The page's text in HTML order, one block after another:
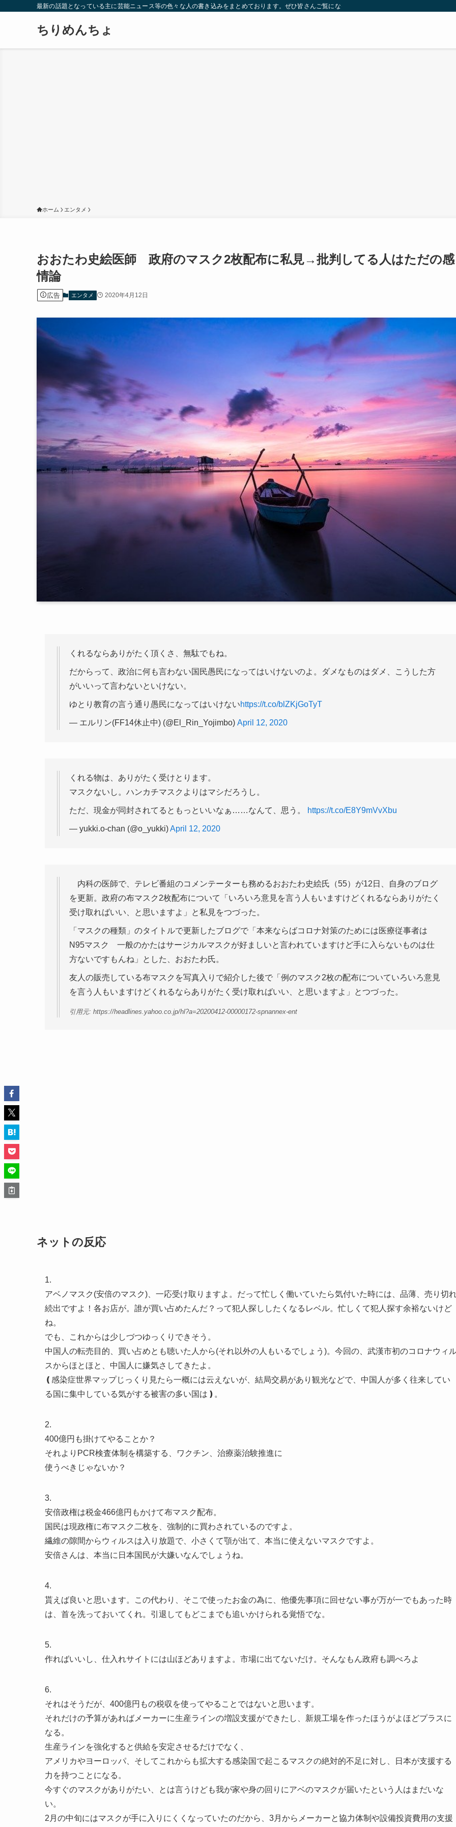
最新の話題となっている主に芸能ニュース等の色々な人の書き込みをまとめております。ぜひ皆さんご覧になっていってください。
ちりめんちょ
ホーム エンタメ
おおたわ史絵医師 政府のマスク2枚配布に私見→批判してる人はただの感
情論
広告 エンタメ 2020年4月12日
くれるならありがたく頂くさ、無駄でもね。
だからって、政治に何も言わない国民愚民になってはいけないのよ。ダメなものはダメ、こうした方
がいいって言わないといけない。
ゆとり教育の言う通り愚民になってはいけないhttps://t.co/blZKjGoTyT
— エルリン(FF14休止中) (@El_Rin_Yojimbo) April 12, 2020
くれる物は、ありがたく受けとります。
マスクないし。ハンカチマスクよりはマシだろうし。
ただ、現金が同封されてるともっといいなぁ……なんて、思う。 https://t.co/E8Y9mVvXbu
— yukki.o-chan (@o_yukki)April 12, 2020
内科の医師で、テレビ番組のコメンテーターも務めるおおたわ史絵氏（55）が12日、自身のブログ
を更新。政府の布マスク2枚配布について「いろいろ意見を言う人もいますけどくれるならありがたく
受け取ればいい、と思いますよ」と私見をつづった。
「マスクの種類」のタイトルで更新したブログで「本来ならばコロナ対策のためには医療従事者は
N95マスク 一般のかたはサージカルマスクが好ましいと言われていますけど手に入らないものは仕
方ないですもんね」とした、おおたわ氏。
友人の販売している布マスクを写真入りで紹介した後で「例のマスク2枚の配布についていろいろ意見
を言う人もいますけどくれるならありがたく受け取ればいい、と思いますよ」とつづった。
引用元: https://headlines.yahoo.co.jp/hl?a=20200412-00000172-spnannex-ent
ネットの反応
1.
アベノマスク(安倍のマスク)、一応受け取りますよ。だって忙しく働いていたら気付いた時には、品薄、売り切
続出ですよ！各お店が。誰が買い占めたんだ？って犯人探ししたくなるレベル。忙しくて犯人探す余裕ないけど
ね。
でも、これからは少しづつゆっくりできそう。
中国人の転売目的、買い占めとも聴いた人から(それ以外の人もいるでしょう)。今回の、武漢市初のコロナウィ
スからほとほと、中国人に嫌気さしてきたよ。
❪感染症世界マップじっくり見たら一概には云えないが、結局交易があり観光などで、中国人が多く往来してい
る国に集中している気がする被害の多い国は❫。
2.
400億円も掛けてやることか？
それよりPCR検査体制を構築する、ワクチン、治療薬治験推進に
使うべきじゃないか？
3.
安倍政権は税金466億円もかけて布マスク配布。
国民は現政権に布マスク二枚を、強制的に買わされているのですよ。
繊維の隙間からウィルスは入り放題で、小さくて顎が出て、本当に使えないマスクですよ。
安倍さんは、本当に日本国民が大嫌いなんでしょうね。
4.
貰えば良いと思います。この代わり、そこで使ったお金の為に、他優先事項に回せない事が万が一でもあった時
は、首を洗っておいてくれ。引退してもどこまでも追いかけられる覚悟でな。
5.
作ればいいし、仕入れサイトには山ほどありますよ。市場に出てないだけ。そんなもん政府も調べろよ
6.
それはそうだが、400億円もの税収を使ってやることではないと思います。
それだけの予算があればメーカーに生産ラインの増設支援ができたし、新規工場を作ったほうがよほどプラスに
なる。
生産ラインを強化すると供給を安定させるだけでなく、
アメリカやヨーロッパ、そしてこれからも拡大する感染国で起こるマスクの絶対的不足に対し、日本が支援する
力を持つことになる。
今すぐのマスクがありがたい、とは言うけども我が家や身の回りにアベのマスクが届いたという人はまだいな
い。
2月の中旬にはマスクが手に入りにくくなっていたのだから、3月からメーカーと協力体制や設備投資費用の支援